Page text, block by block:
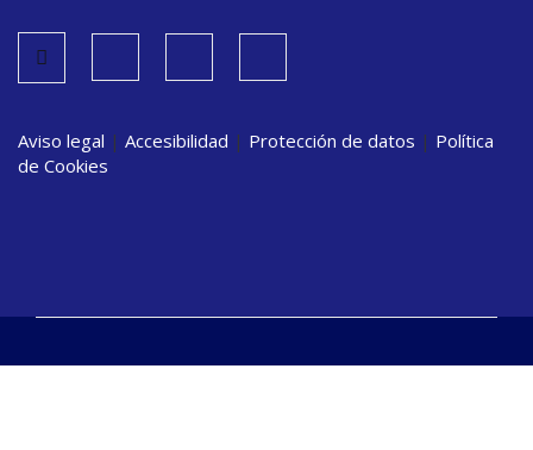
Aviso legal | Accesibilidad | Protección de datos | Política
de Cookies